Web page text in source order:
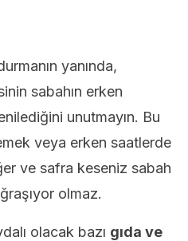
yanında,
sabahın erken
unutmayın. Bu
veya erken saatlerde
ve safra keseniz sabah
olmaz.
olacak bazı gıda ve